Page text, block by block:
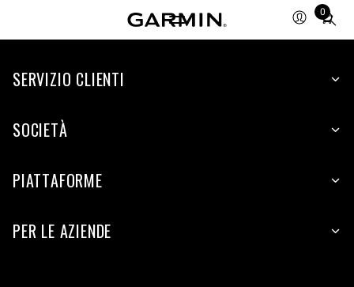
0
Total
items
cart:
SERVIZIO CLIENTI
SOCIETÀ
PIATTAFORME
PER LE AZIENDE